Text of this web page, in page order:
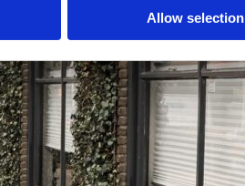
Allow selection